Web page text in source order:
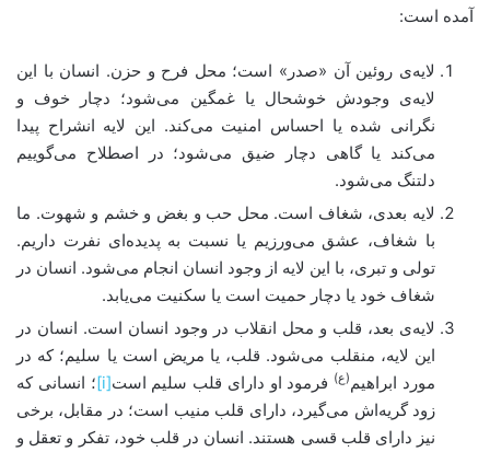
آمده است:
لایه‌ی روئین آن «صدر» است؛ محل فرح و حزن. انسان با این
لایه‌ی وجودش خوشحال یا غمگین می‌شود؛ دچار خوف و
نگرانی شده یا احساس امنیت می‌کند. این لایه انشراح پیدا
می‌کند یا گاهی دچار ضیق می‌شود؛ در اصطلاح می‌گوییم
دلتنگ می‌شود.
لایه بعدی، شغاف است. محل حب و بغض و خشم و شهوت. ما
با شغاف، عشق می‌ورزیم یا نسبت به پدیده‌ای نفرت داریم.
تولی و تبری، با این لایه از وجود انسان انجام می‌شود. انسان در
شغاف خود یا دچار حمیت است یا سکنیت می‌یابد.
لایه‌ی بعد، قلب و محل انقلاب در وجود انسان است. انسان در
این لایه، منقلب می‌شود. قلب، یا مریض است یا سلیم؛ که در
مورد ابراهیم (ع) فرمود او دارای قلب سلیم است[i] ؛ انسانی که
زود گریه‌اش می‌گیرد، دارای قلب منیب است؛ در مقابل، برخی
نیز دارای قلب قسی هستند. انسان در قلب خود، تفکر و تعقل و